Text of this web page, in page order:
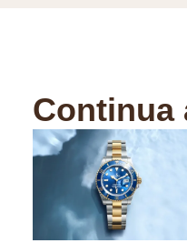
Continua